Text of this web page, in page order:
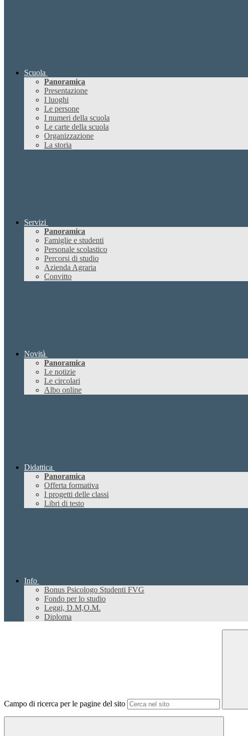
Scuola
Panoramica
Presentazione
I luoghi
Le persone
I numeri della scuola
Le carte della scuola
Organizzazione
La storia
Servizi
Panoramica
Famiglie e studenti
Personale scolastico
Percorsi di studio
Azienda Agraria
Convitto
Novità
Panoramica
Le notizie
Le circolari
Albo online
Didattica
Panoramica
Offerta formativa
I progetti delle classi
Libri di testo
Info
Bonus Psicologo Studenti FVG
Fondo per lo studio
Leggi, D.M,O.M.
Diploma
Campo di ricerca per le pagine del sito